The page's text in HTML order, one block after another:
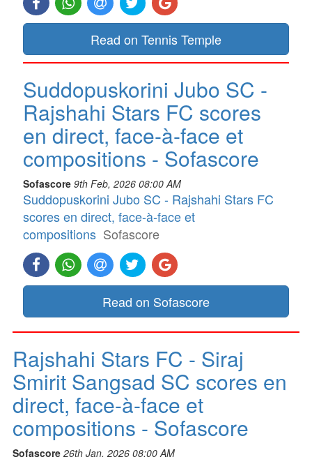
Read on Tennis Temple
Suddopuskorini Jubo SC -
Rajshahi Stars FC scores
en direct, face-à-face et
compositions - Sofascore
Sofascore 9th Feb, 2026 08:00 AM
Suddopuskorini Jubo SC - Rajshahi Stars FC
scores en direct, face-à-face et
compositions Sofascore
Read on Sofascore
Rajshahi Stars FC - Siraj
Smirit Sangsad SC scores en
direct, face-à-face et
compositions - Sofascore
Sofascore 26th Jan, 2026 08:00 AM